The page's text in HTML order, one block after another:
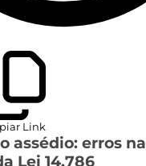
Link
assédio: erros na
Lei 14.786